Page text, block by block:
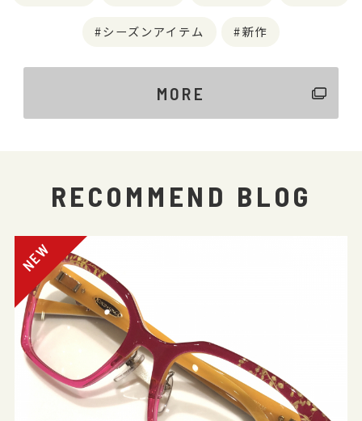
シーズンアイテム 新作
MORE
RECOMMEND BLOG